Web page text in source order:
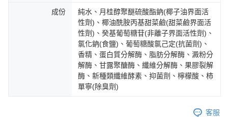
成份
純水、月桂醇聚醚硫酸酯鈉(椰子油界面活
性劑)、椰油酰胺丙基甜菜鹼(甜菜鹼界面活
性劑)、癸基葡萄糖苷(非離子界面活性劑)、
氯化鈉(食鹽)、葡萄糖酸氯己定(抗菌劑)、
香精、蛋白質分解酶、脂肪分解酶、澱粉分
解酶、甘露聚醣酶、纖維分解酶、果膠裂解
酶、新種類纖維酵素、抑菌劑、檸檬酸、柿
單寧(除臭劑)
客服